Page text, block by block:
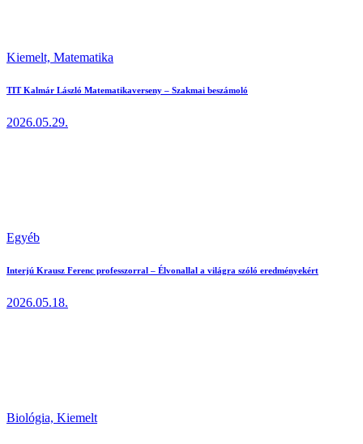
Kiemelt, Matematika
TIT Kalmár László Matematikaverseny – Szakmai beszámoló
2026.05.29.
Egyéb
Interjú Krausz Ferenc professzorral – Élvonallal a világra szóló eredményekért
2026.05.18.
Biológia, Kiemelt